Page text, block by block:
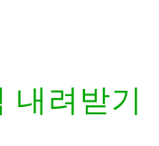
내려받기